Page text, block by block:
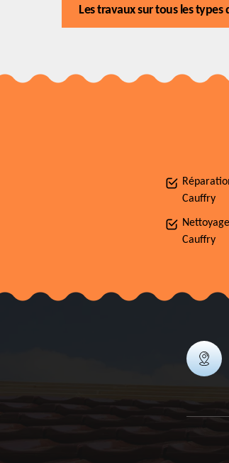
Les travaux sur tous les
Cauffry
Cauffry